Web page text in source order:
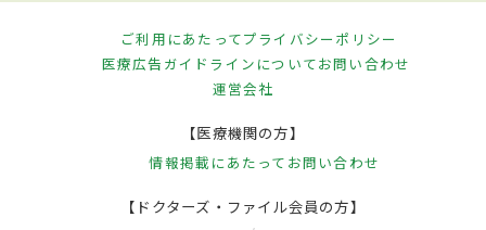
ご利用にあたってプライバシーポリシー
医療広告ガイドラインについてお問い合わせ
運営会社
【医療機関の方】
情報掲載にあたって お問い合わせ
【ドクターズ・ファイル会員の方】